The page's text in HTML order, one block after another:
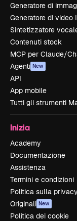
Generatore di
Generatore di video
Sintetizzatore
Contenuti stock
MCP per Claude/
Agenti New
API
App mobile
Tutti gli strumenti
Inizia
Academy
Documentazione
Assistenza
Termini e condizioni
Politica sulla privacy
Originali New
Politica dei cookie